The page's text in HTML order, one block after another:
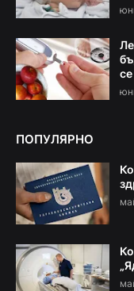
ПОПУЛЯРНО